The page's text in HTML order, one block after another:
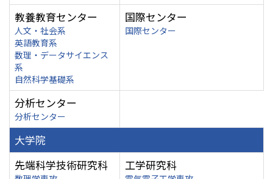
教養教育センター
人文・社会系
英語教育系
数理・データサイエンス
系
自然科学基礎系
国際センター
国際センター
分析センター
分析センター
大学院
先端科学技術研究科
工学研究科